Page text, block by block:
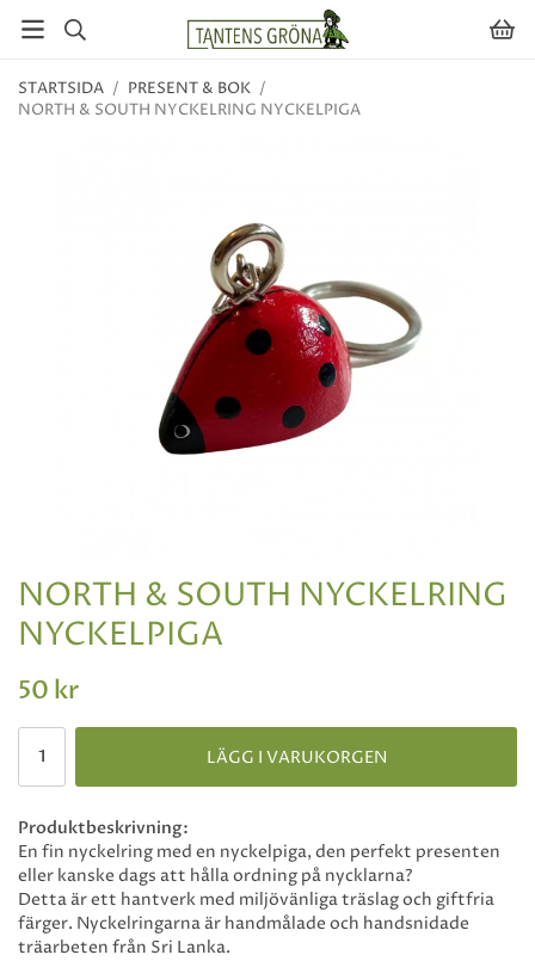
STARTSIDA / PRESENT & BOK /
NORTH & SOUTH NYCKELRING NYCKELPIGA
NORTH & SOUTH NYCKELRING
NYCKELPIGA
50 kr
LÄGG I VARUKORGEN
Produktbeskrivning:
En fin nyckelring med en nyckelpiga, den perfekt presenten
eller kanske dags att hålla ordning på nycklarna?
Detta är ett hantverk med miljövänliga träslag och giftfria
färger. Nyckelringarna är handmålade och handsnidade
träarbeten från Sri Lanka.